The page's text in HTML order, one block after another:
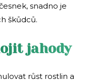
snadno je
škůdců.
jahody
růst rostlin a